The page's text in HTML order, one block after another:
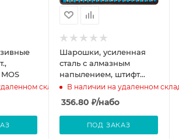
складе
Шарошки, усиленная
сталь с алмазным
напылением, штифт
диам. MOS 3 мм, 20 шт.
В наличии на удаленном
356.80 ₽/набо
ПОД ЗАКАЗ